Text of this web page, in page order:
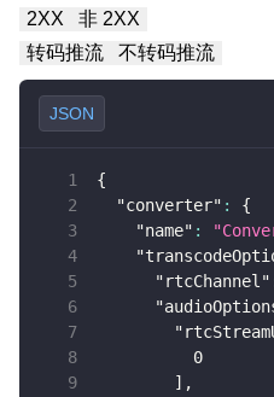
2XX
非 2XX
转码推流
不转码推流
JSON
{
"converter" :
{
"name" :
"rtcChannel"
0
] ,